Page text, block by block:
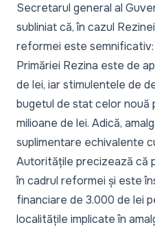
Secretarul general al
subliniat că, în cazul
reformei este semnificativ:
Primăriei Rezina este de
de lei, iar stimulentele de
bugetul de stat celor nouă
milioane de lei. Adică,
suplimentare echivalente
Autoritățile precizează că
în cadrul reformei și este
financiare de 3.000 de lei
localitățile implicate în